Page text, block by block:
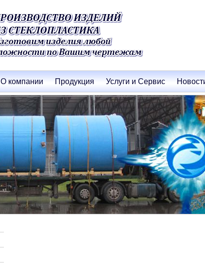
О компании Продукция Услуги и Сервис